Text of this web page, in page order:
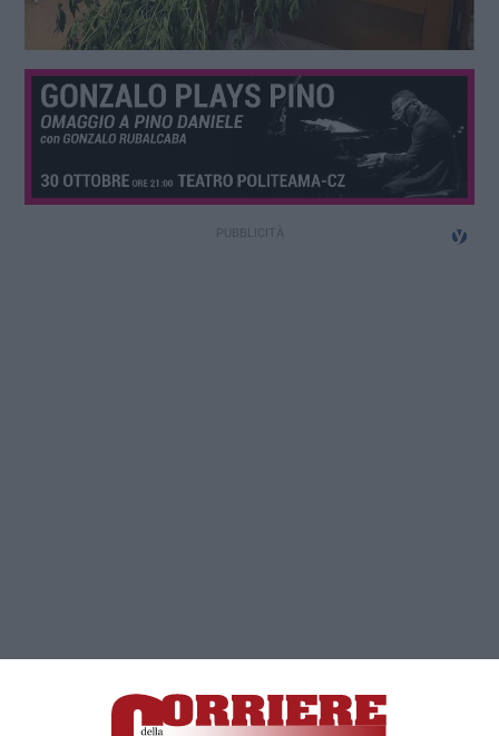
Clicca e segui “Corriere della Calabria” su Google News